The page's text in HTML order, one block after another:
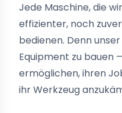
Jede Maschine, die
effizienter, noch
bedienen. Denn
Equipment zu bauen
ermöglichen, ihren
ihr Werkzeug